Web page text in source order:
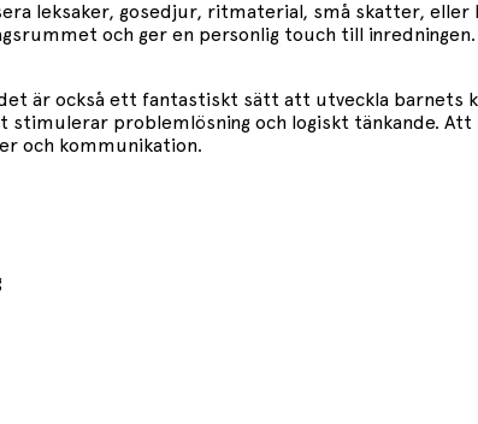
leksaker, gosedjur, ritmaterial, små skatter,
och ger en personlig touch till inredningen.
är också ett fantastiskt sätt att utveckla barnets
problemlösning och logiskt tänkande.
och kommunikation.